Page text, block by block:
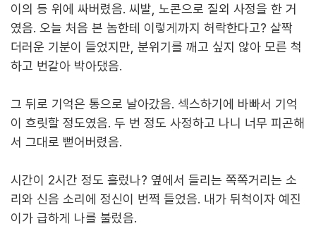
이의 등 위에 싸버렸음. 씨발, 노콘으로 질외 사정을 한 거
였음. 오늘 처음 본 놈한테 이렇게까지 허락한다고? 살짝
더러운 기분이 들었지만, 분위기를 깨고 싶지 않아 모른 척
하고 번갈아 박아댔음.
그 뒤로 기억은 통으로 날아갔음. 섹스하기에 바빠서 기억
이 흐릿할 정도였음. 두 번 정도 사정하고 나니 너무 피곤해
서 그대로 뻗어버렸음.
시간이 2시간 정도 흘렀나? 옆에서 들리는 쪽쪽거리는 소
리와 신음 소리에 정신이 번쩍 들었음. 내가 뒤척이자 예진
이가 급하게 나를 불렀음.